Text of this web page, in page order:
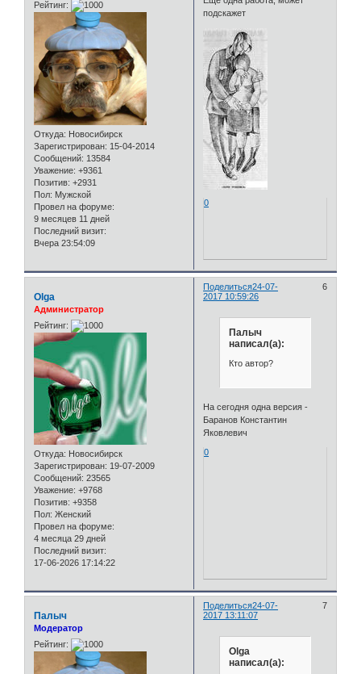
Рейтинг:
Откуда: Новосибирск
Зарегистрирован: 15-04-2014
Сообщений: 13584
Уважение: +9361
Позитив: +2931
Пол: Мужской
Провел на форуме:
9 месяцев 11 дней
Последний визит:
Вчера 23:54:09
подскажет
0
Поделиться 6
24-07-
2017 10:59:26
Olga
Администратор
Рейтинг:
Откуда: Новосибирск
Зарегистрирован: 19-07-2009
Сообщений: 23565
Уважение: +9768
Позитив: +9358
Пол: Женский
Провел на форуме:
4 месяца 29 дней
Последний визит:
17-06-2026 17:14:22
Палыч
написал(а):
Кто автор?
На сегодня одна версия -
Баранов Константин
Яковлевич
0
Поделиться 7
24-07-
2017 13:11:07
Палыч
Модератор
Рейтинг:
Olga
написал(а):